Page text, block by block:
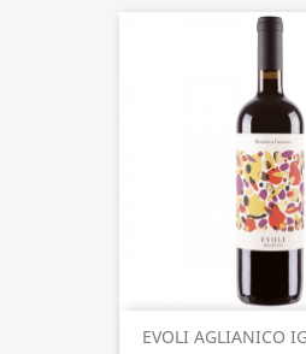
EVOLI AGLIANICO